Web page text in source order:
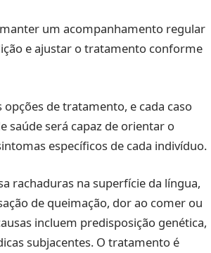
um acompanhamento regular
e ajustar o tratamento conforme
de tratamento, e cada caso
saúde será capaz de orientar o
específicos de cada indivíduo.
rachaduras na superfície da língua,
de queimação, dor ao comer ou
incluem predisposição genética,
subjacentes. O tratamento é